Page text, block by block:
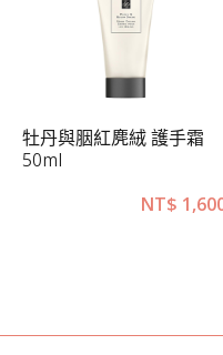
牡丹與胭紅麂絨 護手霜
50ml
NT$